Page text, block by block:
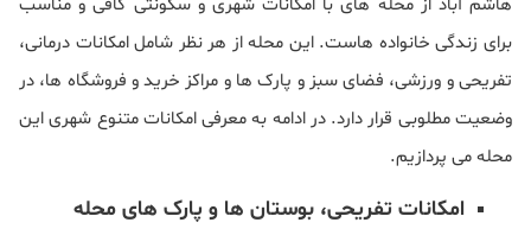
هاشم آباد از محله های با امکانات شهری و سکونتی کافی و مناسب
برای زندگی خانواده هاست. این محله از هر نظر شامل امکانات درمانی،
تفریحی و ورزشی، فضای سبز و پارک ها و مراکز خرید و فروشگاه ها، در
وضعیت مطلوبی قرار دارد. در ادامه به معرفی امکانات متنوع شهری این
محله می پردازیم.
امکانات تفریحی، بوستان ها و پارک های محله